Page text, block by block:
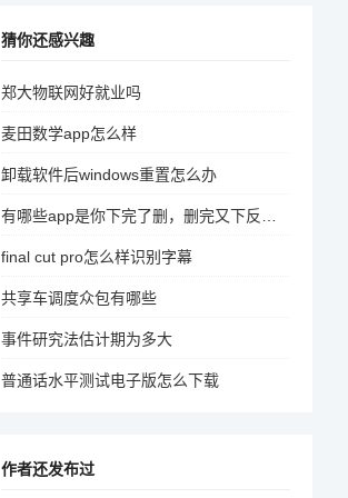
猜你还感兴趣
郑大物联网好就业吗
麦田数学app怎么样
卸载软件后windows重置怎么办
有哪些app是你下完了删，删完又下反反复复的？推荐一些自己认为很牛的app吧
final cut pro怎么样识别字幕
共享车调度众包有哪些
事件研究法估计期为多大
普通话水平测试电子版怎么下载
作者还发布过